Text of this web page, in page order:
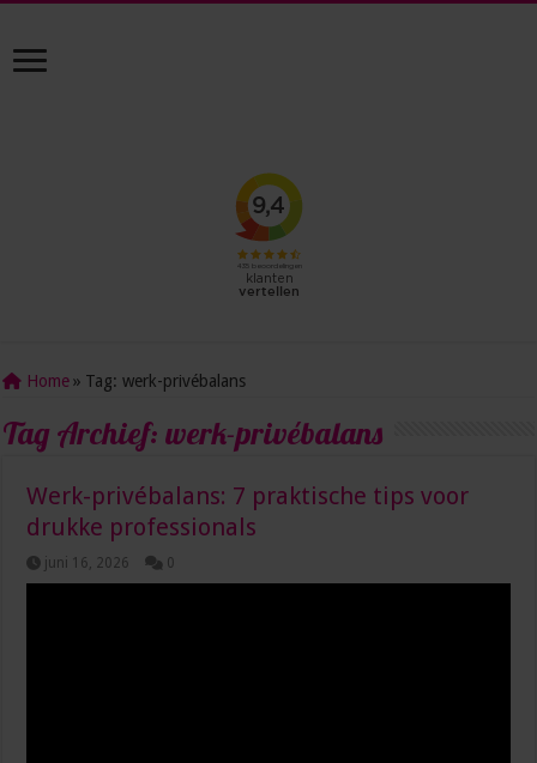
Home » Tag:werk-privébalans
Tag Archief:werk-privébalans
Werk-privébalans: 7 praktische tips voor
drukke professionals
juni 16, 2026 0